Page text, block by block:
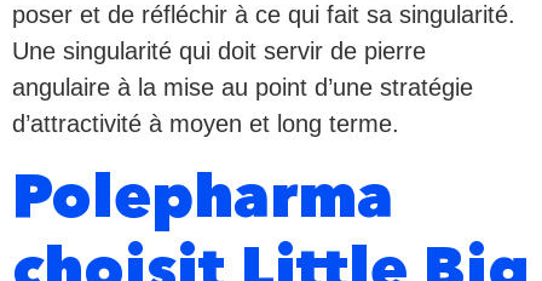
poser et de réfléchir à ce qui fait sa singularité.
Une singularité qui doit servir de pierre
angulaire à la mise au point d’une stratégie
d’attractivité à moyen et long terme.
Polepharma